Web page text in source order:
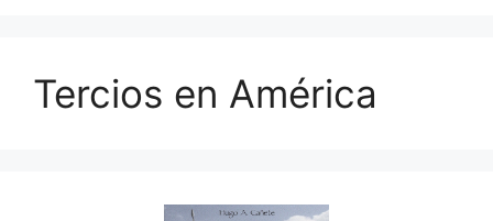
Tercios en América